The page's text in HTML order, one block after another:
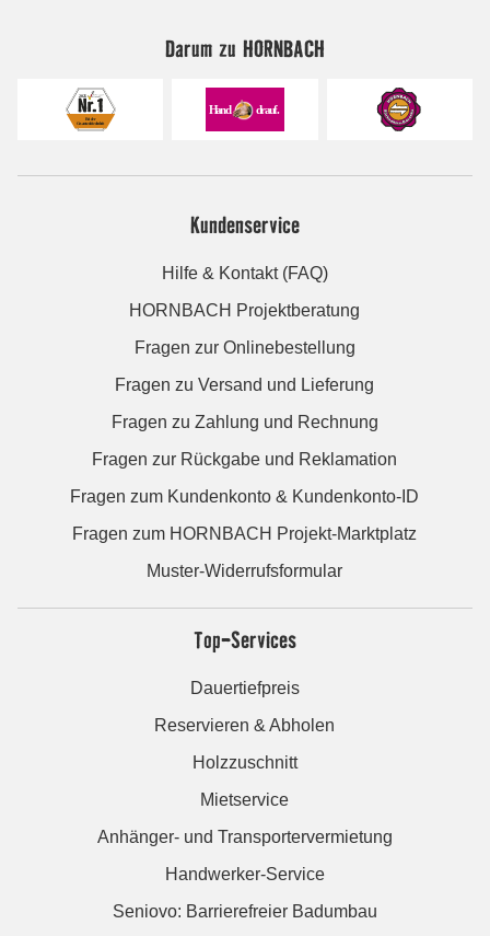
Darum zu HORNBACH
Kundenservice
Hilfe & Kontakt (FAQ)
HORNBACH Projektberatung
Fragen zur Onlinebestellung
Fragen zu Versand und Lieferung
Fragen zu Zahlung und Rechnung
Fragen zur Rückgabe und Reklamation
Fragen zum Kundenkonto & Kundenkonto-ID
Fragen zum HORNBACH Projekt-Marktplatz
Muster-Widerrufsformular
Top-Services
Dauertiefpreis
Reservieren & Abholen
Holzzuschnitt
Mietservice
Anhänger- und Transportervermietung
Handwerker-Service
Seniovo: Barrierefreier Badumbau